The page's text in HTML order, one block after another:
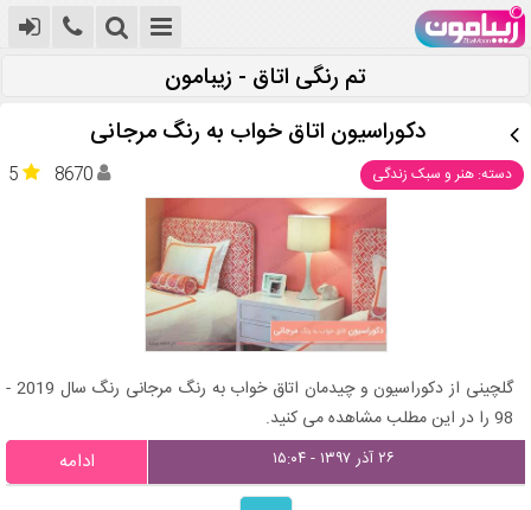
تم رنگی اتاق - زیبامون
دکوراسیون اتاق خواب به رنگ مرجانی
دسته: هنر و سبک زندگی 5 8670
گلچینی از دکوراسیون و چیدمان اتاق خواب به رنگ مرجانی رنگ سال 2019 -
98 را در این مطلب مشاهده می کنید.
۲۶ آذر ۱۳۹۷ - ۱۵:۰۴ ادامه